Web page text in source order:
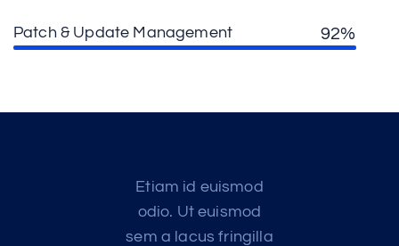
Patch & Update Management 92%
Etiam id euismod
odio. Ut euismod
sem a lacus fringilla